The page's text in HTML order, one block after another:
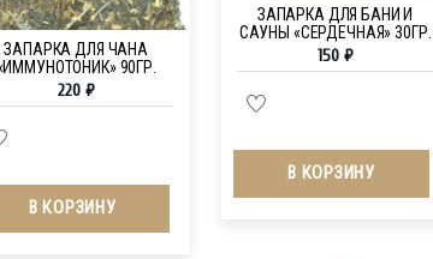
ЗАПАРКА ДЛЯ БАНИ И
САУНЫ «СЕРДЕЧНАЯ» 30ГР.
150 ₽
В КОРЗИНУ
ЗАПАРКА ДЛЯ ЧАНА
90ГР.
220 ₽
В КОРЗИНУ